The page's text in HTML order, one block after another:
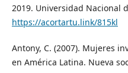
2019. Universidad Nacional
https://acortartu.link/815kl
Antony, C. (2007). Mujeres
en América Latina. Nueva